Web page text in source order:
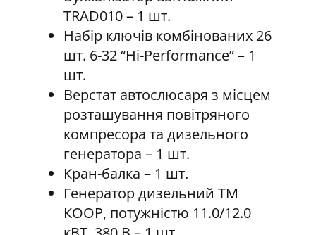
TRAD010 – 1 шт.
Набір ключів комбінованих 26
шт. 6-32 “Hi-Performance” – 1
шт.
Верстат автослюсаря з місцем
розташування повітряного
компресора та дизельного
генератора – 1 шт.
Кран-балка – 1 шт.
Генератор дизельний ТМ
КООР, потужністю 11.0/12.0